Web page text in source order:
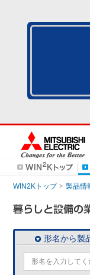
WIN2Kトップ 製品情
形名から製